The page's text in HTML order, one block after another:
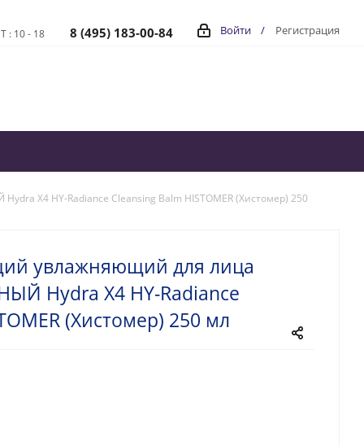
Войти / Регистрация
: 10 - 18 8 (495) 183-00-84
X4 HY-Radiance Cleansing Balm HISTOMER (Хистомер) 250
увлажняющий для лица
Hydra X4 HY-Radiance
(Хистомер) 250 мл